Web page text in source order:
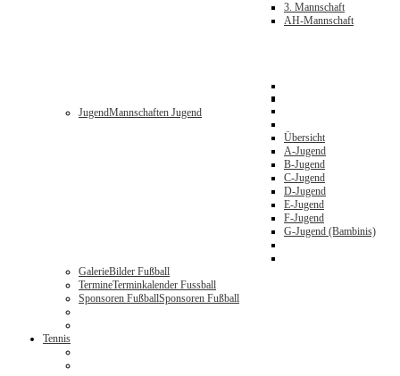
3. Mannschaft
AH-Mannschaft
JugendMannschaften Jugend
Übersicht
A-Jugend
B-Jugend
C-Jugend
D-Jugend
E-Jugend
F-Jugend
G-Jugend (Bambinis)
GalerieBilder Fußball
TermineTerminkalender Fussball
Sponsoren FußballSponsoren Fußball
Tennis